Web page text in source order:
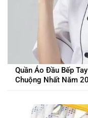
Quần Áo Đầu Bếp
Chuộng Nhất Năm